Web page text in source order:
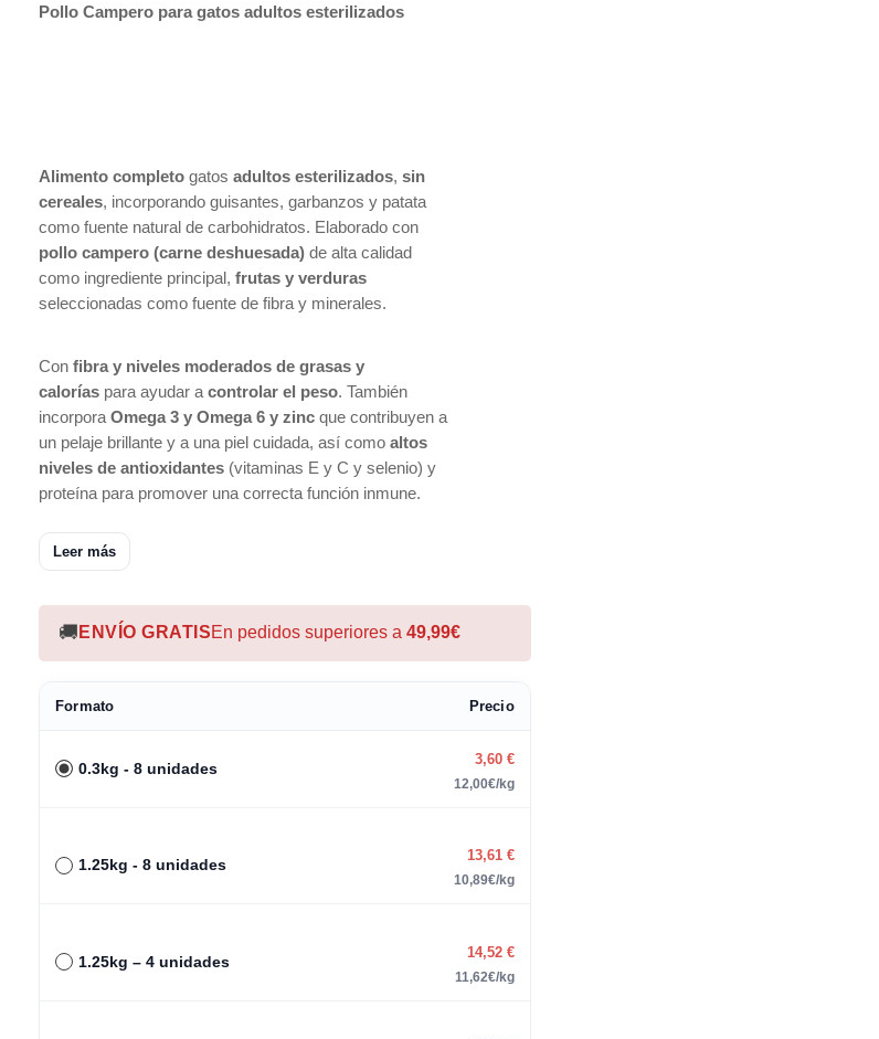
Pollo Campero para gatos adultos esterilizados
Alimento completo gatos adultos esterilizados, sin
cereales, incorporando guisantes, garbanzos y patata
como fuente natural de carbohidratos. Elaborado con
pollo campero (carne deshuesada) de alta calidad
como ingrediente principal, frutas y verduras
seleccionadas como fuente de fibra y minerales.
Con fibra y niveles moderados de grasas y
calorías para ayudar a controlar el peso. También
incorpora Omega 3 y Omega 6 y zinc que contribuyen a
un pelaje brillante y a una piel cuidada, así como altos
niveles de antioxidantes (vitaminas E y C y selenio) y
proteína para promover una correcta función inmune.
Leer más
🚚 ENVÍO GRATISEn pedidos superiores a 49,99€
Formato Precio
0.3kg - 8 unidades
3,60 €
12,00€/kg
1.25kg - 8 unidades
13,61 €
10,89€/kg
1.25kg – 4 unidades
14,52 €
11,62€/kg